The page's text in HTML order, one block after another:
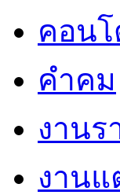
คอนโ
คำคม
งานร
งานแ